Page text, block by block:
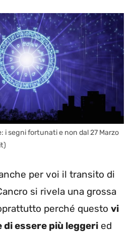
i segni fortunati e non dal 27 Marzo
per voi il transito di
si rivela una grossa
perché questo vi
essere più leggeri ed